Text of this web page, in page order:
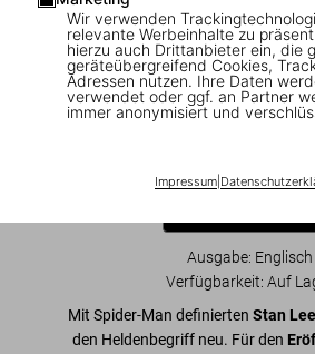
Wir verwenden
relevante Werbeinhalte zu
hierzu auch Drittanbieter ein, die
geräteübergreifend Cookies,
Adressen nutzen. Ihre Daten
verwendet oder ggf. an Partner
immer anonymisiert und
Impressum|
XXL
Marvel Comics Library.
1. 1962–1964
Ausgabe: Englisch
Verfügbarkeit: Auf
Mit Spider-Man definierten Stan Lee
den Heldenbegriff neu. Für den